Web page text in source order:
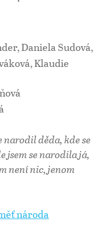
Daniela Sudová,
Klaudie
narodil děda, kde se
jsem se narodila já,
není nic, jenom
národa